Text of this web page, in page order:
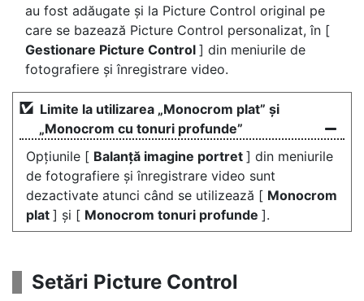
au fost adăugate și la Picture Control original pe
care se bazează Picture Control personalizat, în [
Gestionare Picture Control ] din meniurile de
fotografiere și înregistrare video.
Limite la utilizarea „Monocrom plat” și
„Monocrom cu tonuri profunde”
Opțiunile [ Balanță imagine portret ] din meniurile
de fotografiere și înregistrare video sunt
dezactivate atunci când se utilizează [ Monocrom
plat ] și [ Monocrom tonuri profunde ].
Setări Picture Control